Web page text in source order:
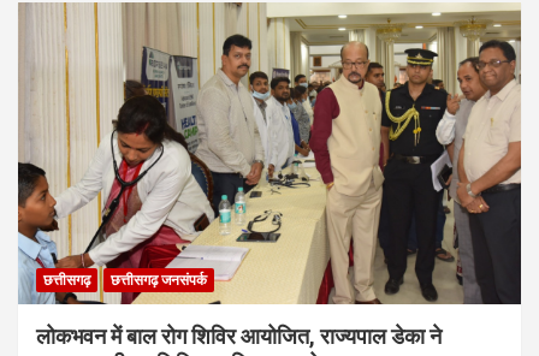
छत्तीसगढ़ छत्तीसगढ़ जनसंपर्क
लोकभवन में बाल रोग शिविर आयोजित, राज्यपाल डेका ने